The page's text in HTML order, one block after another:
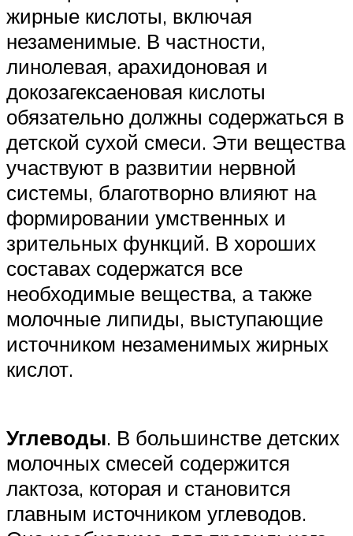
жирные кислоты, включая
незаменимые. В частности,
линолевая, арахидоновая и
докозагексаеновая кислоты
обязательно должны содержаться в
детской сухой смеси. Эти вещества
участвуют в развитии нервной
системы, благотворно влияют на
формировании умственных и
зрительных функций. В хороших
составах содержатся все
необходимые вещества, а также
молочные липиды, выступающие
источником незаменимых жирных
кислот.
Углеводы. В большинстве детских
молочных смесей содержится
лактоза, которая и становится
главным источником углеводов.